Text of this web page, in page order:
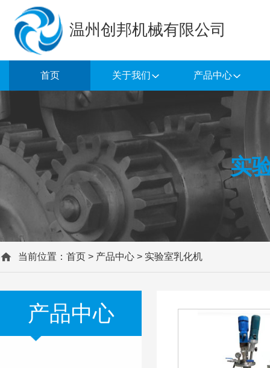
温州创邦机械有限公司
首页 关于我们 产品中心
实
当前位置： 首页 > 产品中心 > 实验室乳化机
产品中心